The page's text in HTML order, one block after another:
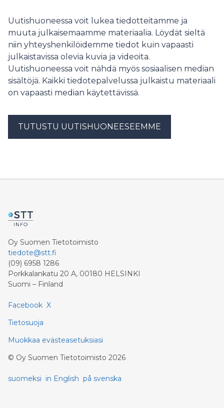
rajaturvallisuuden vaikeissa oloissa.
Uutishuoneessa voit lukea tiedotteitamme ja
muuta julkaisemaamme materiaalia. Löydät sieltä
niin yhteyshenkilöidemme tiedot kuin vapaasti
julkaistavissa olevia kuvia ja videoita.
Uutishuoneessa voit nähdä myös sosiaalisen median
sisältöjä. Kaikki tiedotepalvelussa julkaistu materiaali
on vapaasti median käytettävissä.
TUTUSTU UUTISHUONEESEEMME
Oy Suomen Tietotoimisto
tiedote@stt.fi
(09) 6958 1286
Porkkalankatu 20 A, 00180 HELSINKI
Suomi – Finland
Facebook X
Tietosuoja
Muokkaa evästeasetuksiasi
© Oy Suomen Tietotoimisto 2026
suomeksi in English på svenska